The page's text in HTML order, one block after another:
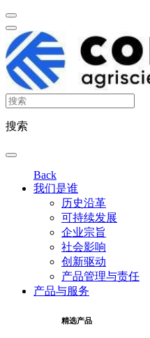
搜索
Back
我们是谁
历史沿革
可持续发展
企业宗旨
社会影响
创新驱动
产品管理与责任
产品与服务
精选产品